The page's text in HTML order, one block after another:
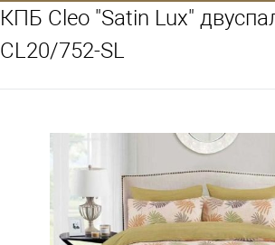
КПБ Cleo "Satin Lux"
CL20/752-SL